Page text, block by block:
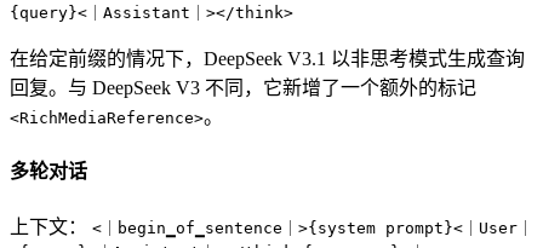
{query}<｜Assistant｜></think>
在给定前缀的情况下，DeepSeek V3.1 以非思考模式生成查询
回复。与 DeepSeek V3 不同，它新增了一个额外的标记
<RichMediaReference>。
多轮对话
上下文： <｜begin▁of▁sentence｜>{system prompt}<｜User｜